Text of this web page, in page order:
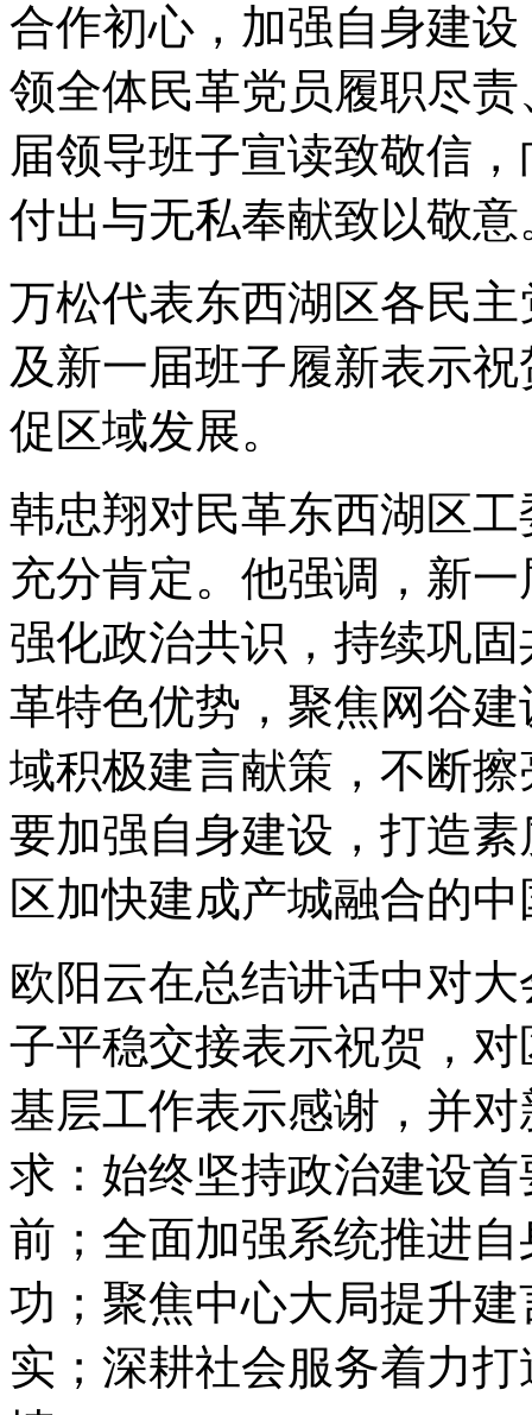
合作初心，加强自身建
领全体民革党员履职尽
届领导班子宣读致敬信
付出与无私奉献致以敬意
万松代表东西湖区各民
及新一届班子履新表示
促区域发展。
韩忠翔对民革东西湖区
充分肯定。他强调，新
强化政治共识，持续巩
革特色优势，聚焦网谷
域积极建言献策，不断擦
要加强自身建设，打造
区加快建成产城融合的
欧阳云在总结讲话中对
子平稳交接表示祝贺，
基层工作表示感谢，并
求：始终坚持政治建设
前；全面加强系统推进
功；聚焦中心大局提升
实；深耕社会服务着力